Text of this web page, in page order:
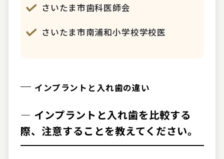
さいたま市歯科医師会
さいたま市南浦和小学校学校医
インプラントと入れ歯の違い
― インプラントと入れ歯を比較する
際、注意することを教えてください。